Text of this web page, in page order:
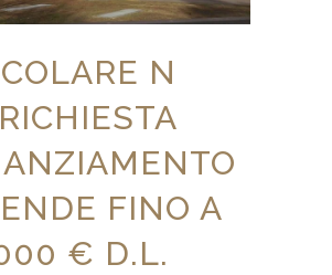
N
FINO A
€ D.L.